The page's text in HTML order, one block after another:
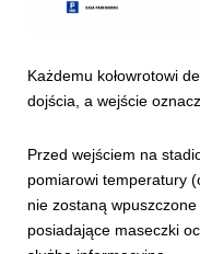
Każdemu kołowrotowi
dojścia, a wejście
Przed wejściem na
pomiarowi temperatury
nie zostaną
posiadające maseczki